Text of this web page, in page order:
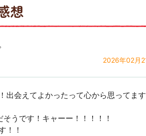
想
2026年02月
会えてよかったって心から思ってま
うです！キャーー！！！！！
！！